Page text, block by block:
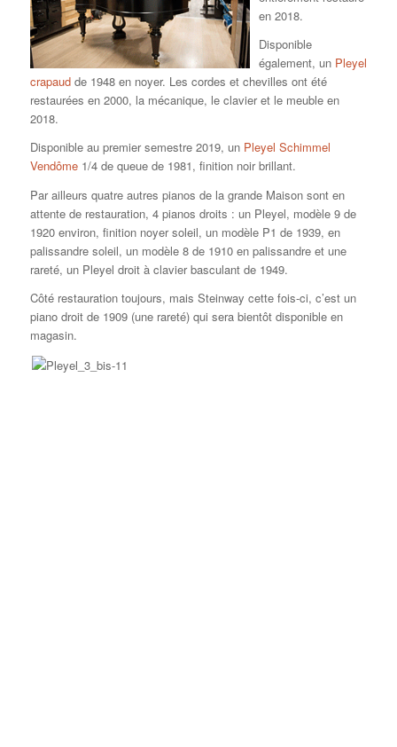
en 2018.
Disponible
également, un Pleyel
crapaudde 1948 en noyer. Les cordes et chevilles ont été
restaurées en 2000, la mécanique, le clavier et le meuble en
2018.
Disponible au premier semestre 2019, unPleyel Schimmel
Vendôme1/4 de queue de 1981, finition noir brillant.
Par ailleurs quatre autres pianos de la grande Maison sont en
attente de restauration, 4 pianos droits : un Pleyel, modèle 9 de
1920 environ, finition noyer soleil, un modèle P1 de 1939, en
palissandre soleil, un modèle 8 de 1910 en palissandre et une
rareté, un Pleyel droit à clavier basculant de 1949.
Côté restauration toujours, mais Steinway cette fois-ci, c’est un
piano droit de 1909 (une rareté) qui sera bientôt disponible en
magasin.